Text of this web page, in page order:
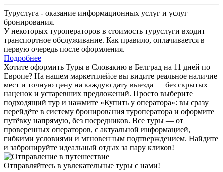
Туруслуга - оказание информационных услуг и услуг
бронирования.
У некоторых туроператоров в стоимость туруслуги входит
транспортное обслуживание. Как правило, оплачивается в
первую очередь после оформления.
Подробнее
Хотите оформить Туры в Словакию в Белград на 11 дней по
Европе? На нашем маркетплейсе вы видите реальное наличие
мест и точную цену на каждую дату выезда — без скрытых
наценок и устаревших предложений. Просто выберите
подходящий тур и нажмите «Купить у оператора»: вы сразу
перейдёте в систему бронирования туроператора и оформите
путёвку напрямую, без посредников. Все туры — от
проверенных операторов, с актуальной информацией,
гибкими условиями и мгновенным подтверждением. Найдите
и забронируйте идеальный отдых за пару кликов!
Отправляйтесь в увлекательные туры с нами!